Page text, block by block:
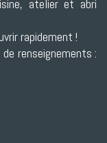
atelier et abri
rapidement !
renseignements :